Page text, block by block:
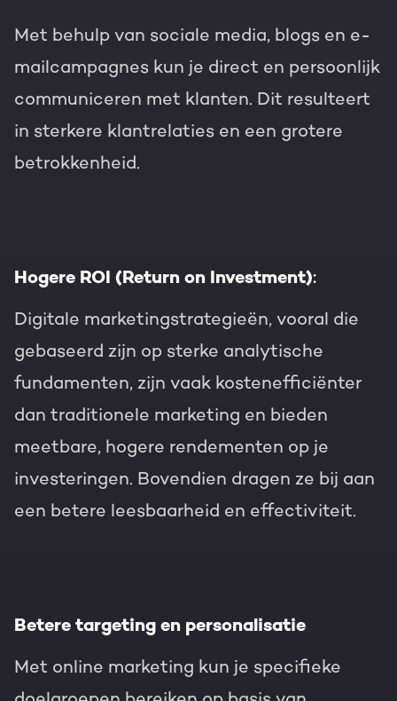
Met behulp van sociale media, blogs en e-
mailcampagnes kun je direct en persoonlijk
communiceren met klanten. Dit resulteert
in sterkere klantrelaties en een grotere
betrokkenheid.
Hogere ROI (Return on Investment):
Digitale marketingstrategieën, vooral die
gebaseerd zijn op sterke analytische
fundamenten, zijn vaak kostenefficiënter
dan traditionele marketing en bieden
meetbare, hogere rendementen op je
investeringen. Bovendien dragen ze bij aan
een betere leesbaarheid en effectiviteit.
Betere targeting en personalisatie
Met online marketing kun je specifieke